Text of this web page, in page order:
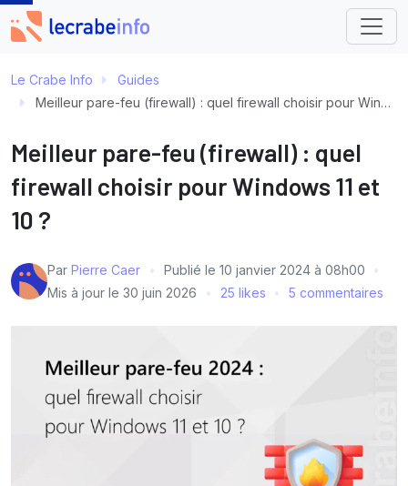
Le Crabe Info
Guides
Meilleur pare-feu (firewall) : quel firewall choisir pour Windows 11 et 10 ?
Meilleur pare-feu (firewall) : quel
firewall choisir pour Windows 11 et
10 ?
Par Pierre Caer Publié le 10 janvier 2024 à 08h00
Mis à jour le 30 juin 2026 25 likes 5 commentaires